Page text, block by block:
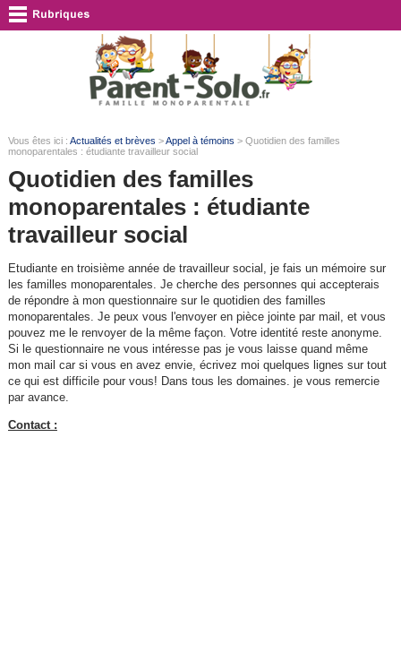
Vous êtes ici : Actualités et brèves >Appel à témoins > Quotidien des familles
monoparentales : étudiante travailleur social
Quotidien des familles
monoparentales : étudiante
travailleur social
Etudiante en troisième année de travailleur social, je fais un mémoire sur
les familles monoparentales. Je cherche des personnes qui accepterais
de répondre à mon questionnaire sur le quotidien des familles
monoparentales. Je peux vous l'envoyer en pièce jointe par mail, et vous
pouvez me le renvoyer de la même façon. Votre identité reste anonyme.
Si le questionnaire ne vous intéresse pas je vous laisse quand même
mon mail car si vous en avez envie, écrivez moi quelques lignes sur tout
ce qui est difficile pour vous! Dans tous les domaines. je vous remercie
par avance.
Contact :